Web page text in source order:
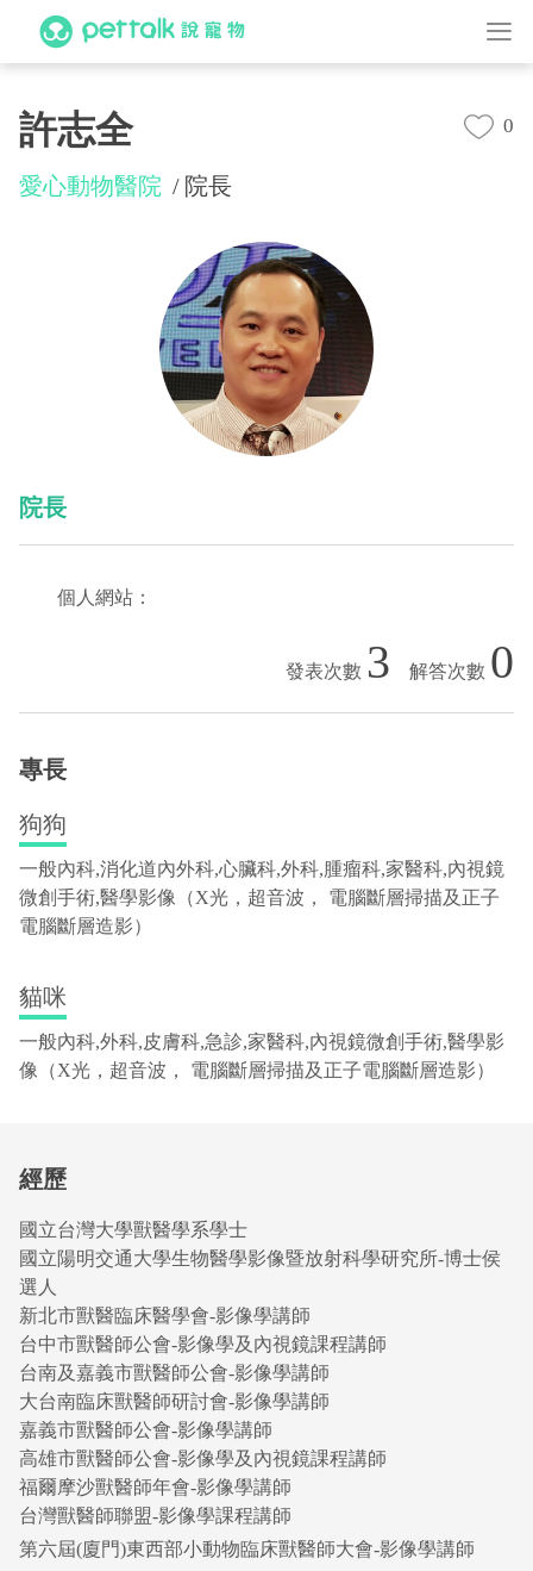
許志全
愛心動物醫院 院長
0
院長
個人網站：
3 0
專長
狗狗
一般內科,消化道內外科,心臟科,外科,腫瘤科,家醫科,內視鏡
微創手術,醫學影像（X光，超音波， 電腦斷層掃描及正子
電腦斷層造影）
貓咪
一般內科,外科,皮膚科,急診,家醫科,內視鏡微創手術,醫學影
像（X光，超音波， 電腦斷層掃描及正子電腦斷層造影）
經歷
國立台灣大學獸醫學系學士
國立陽明交通大學生物醫學影像暨放射科學研究所-博士侯
選人
新北市獸醫臨床醫學會-影像學講師
台中市獸醫師公會-影像學及內視鏡課程講師
台南及嘉義市獸醫師公會-影像學講師
大台南臨床獸醫師研討會-影像學講師
嘉義市獸醫師公會-影像學講師
高雄市獸醫師公會-影像學及內視鏡課程講師
福爾摩沙獸醫師年會-影像學講師
台灣獸醫師聯盟-影像學課程講師
第六屆(廈門)東西部小動物臨床獸醫師大會-影像學講師